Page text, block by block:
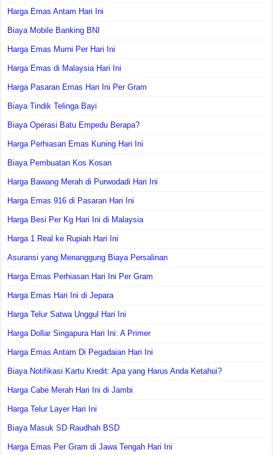
Harga Emas Antam Hari Ini
Biaya Mobile Banking BNI
Harga Emas Murni Per Hari Ini
Harga Emas di Malaysia Hari Ini
Harga Pasaran Emas Hari Ini Per Gram
Biaya Tindik Telinga Bayi
Biaya Operasi Batu Empedu Berapa?
Harga Perhiasan Emas Kuning Hari Ini
Biaya Pembuatan Kos Kosan
Harga Bawang Merah di Purwodadi Hari Ini
Harga Emas 916 di Pasaran Hari Ini
Harga Besi Per Kg Hari Ini di Malaysia
Harga 1 Real ke Rupiah Hari Ini
Asuransi yang Menanggung Biaya Persalinan
Harga Emas Perhiasan Hari Ini Per Gram
Harga Emas Hari Ini di Jepara
Harga Telur Satwa Unggul Hari Ini
Harga Dollar Singapura Hari Ini: A Primer
Harga Emas Antam Di Pegadaian Hari Ini
Biaya Notifikasi Kartu Kredit: Apa yang Harus Anda Ketahui?
Harga Cabe Merah Hari Ini di Jambi
Harga Telur Layer Hari Ini
Biaya Masuk SD Raudhah BSD
Harga Emas Per Gram di Jawa Tengah Hari Ini